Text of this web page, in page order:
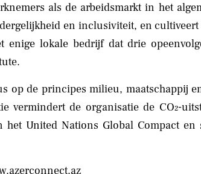
als de arbeidsmarkt in het
en inclusiviteit, en
enige lokale bedrijf dat drie
op de principes milieu, maatschappij
vermindert de organisatie de CO₂-
United Nations Global Compact